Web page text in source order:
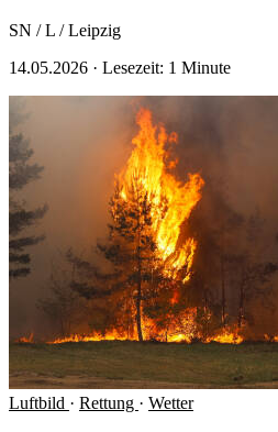
SN / L / Leipzig
14.05.2026 · Lesezeit: 1 Minute
Luftbild · Rettung · Wetter